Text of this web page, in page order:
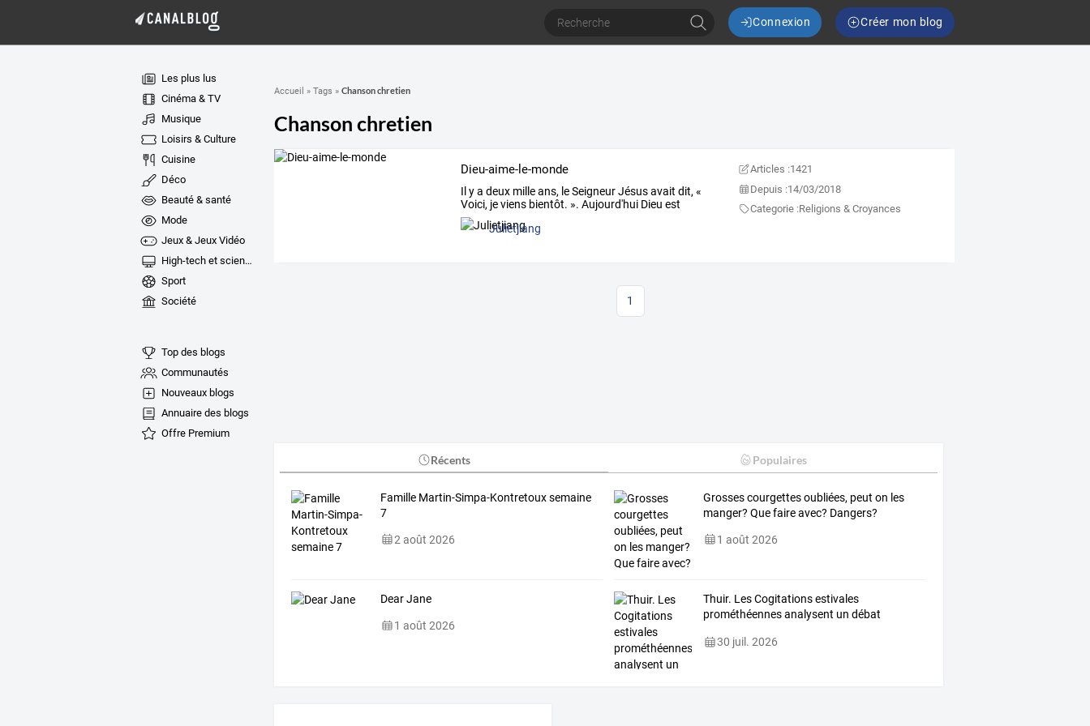
Connexion Créer mon blog
Les plus lus
Cinéma & TV
Musique
Loisirs & Culture
Cuisine
Déco
Beauté & santé
Mode
Jeux & Jeux Vidéo
High-tech et sciences
Sport
Société
Top des blogs
Communautés
Nouveaux blogs
Annuaire des blogs
Offre Premium
Accueil » Tags » Chanson chretien
Chanson chretien
Dieu-aime-le-monde
Il ya deux milleans, leSeigneurJésusavait dit, «
Voici, jeviens bientôt. ». Aujourd'hui Dieu est
déjà
Julietjiang
Articles :1421
Depuis :14/03/2018
Categorie :Religions & Croyances
1
Récents Populaires
Famille Martin-Simpa-Kontretoux semaine
7
2 août 2026
Grosses courgettes oubliées, peut on les
manger? Que faire avec? Dangers?
1 août 2026
Dear Jane
1 août 2026
Thuir. LesCogitationsestivales
prométhéennesanalysent un débat
30 juil. 2026